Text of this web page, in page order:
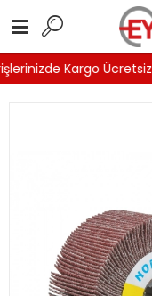
Kargo Ücretsiz!